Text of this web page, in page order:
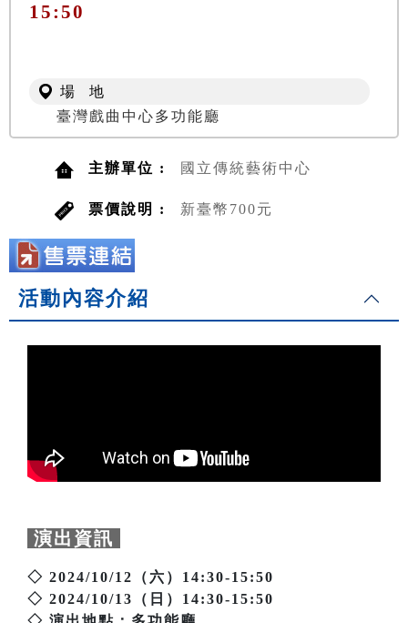
15:50
場 地
臺灣戲曲中心多功能廳
主辦單位 : 國立傳統藝術中心
票價說明 : 新臺幣700元
活動內容介紹
演出資訊
◇ 2024/10/12（六）14:30-15:50
◇ 2024/10/13（日）14:30-15:50